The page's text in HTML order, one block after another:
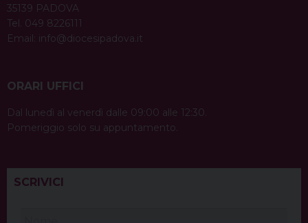
35139 PADOVA
Tel. 049 8226111
Email: info@diocesipadova.it
ORARI UFFICI
Dal lunedì al venerdì dalle 09:00 alle 12:30.
Pomeriggio solo su appuntamento.
SCRIVICI